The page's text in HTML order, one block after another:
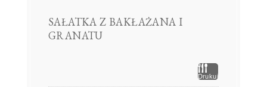
SAŁATKA Z BAKŁAŻANA I
GRANATU
Drukuj